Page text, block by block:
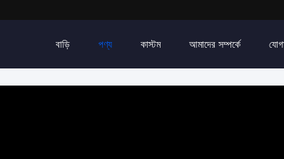
বাড়ি পণ্য আমাদের সম্পর্কে
কাস্টম